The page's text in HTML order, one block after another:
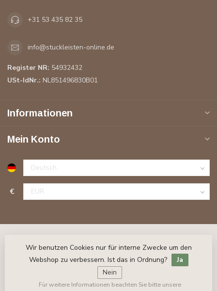
+31 53 435 82 35
info@stuckleisten-online.de
Register NR: 54932432
USt-IdNr.: NL851496830B01
Informationen
Mein Konto
€
© Copyright 2026 Stuckleisten-Online.de- Powered byLightspeed
Wir benutzen Cookies nur für interne Zwecke um den
Webshop zu verbessern. Ist das in Ordnung?
Ja
Nein
Für weitere Informationen beachten Sie bitte unsere